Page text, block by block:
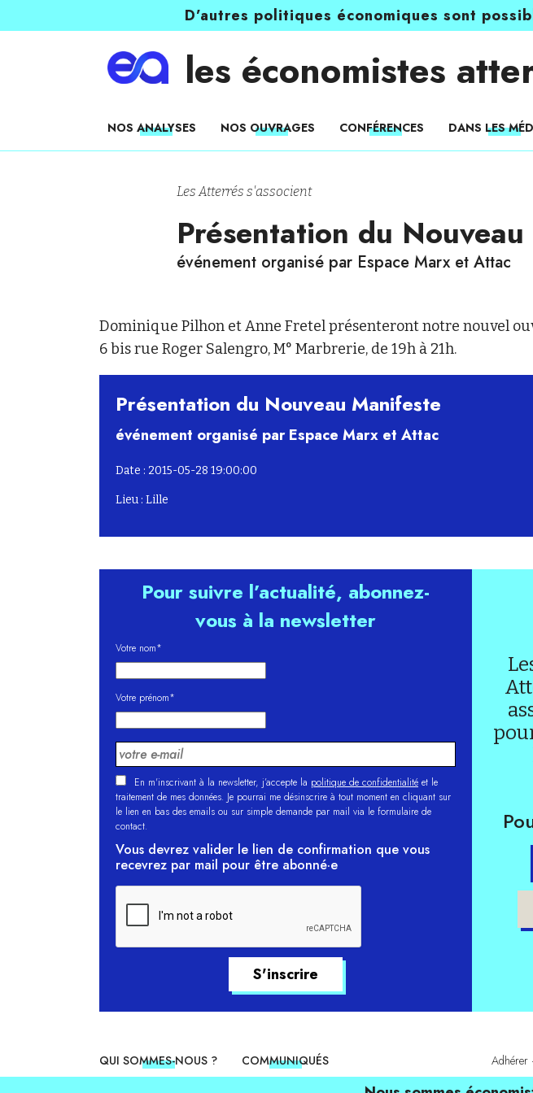
D’autres politiques économiques sont
les économistes
NOS ANALYSES NOS OUVRAGES CONFÉRENCES DANS LES
Les Atterrés s'associent
Présentation du
événement organisé par Espace Marx et Attac
Dominique Pilhon et Anne Fretel présenteront notre nouvel
6 bis rue Roger Salengro, M° Marbrerie, de 19h à 21h.
Présentation du Nouveau Manifeste
événement organisé par Espace Marx et Attac
Date : 2015-05-28 19:00:00
Lieu : Lille
Pour suivre l’actualité, abonnez-
vous à la newsletter
Votre nom*
Votre prénom*
En m'inscrivant à la newsletter, j’accepte la politique de confidentialité et le
traitement de mes données. Je pourrai me désinscrire à tout moment en cliquant sur
le lien en bas des emails ou sur simple demande par mail via le formulaire de
contact.
Vous devrez valider le lien de confirmation que vous
recevrez par mail pour être abonné·e
QUI SOMMES-NOUS ? COMMUNIQUÉS Adhérer